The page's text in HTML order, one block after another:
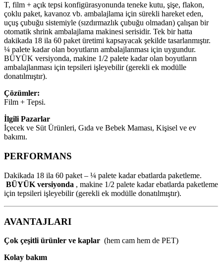
T, film + açık tepsi konfigürasyonunda teneke kutu, şişe, flakon,
çoklu paket, kavanoz vb. ambalajlama için sürekli hareket eden,
uçuş çubuğu sistemiyle (sızdırmazlık çubuğu olmadan) çalışan bir
otomatik shrink ambalajlama makinesi serisidir. Tek bir hatta
dakikada 18 ila 60 paket üretimi kapsayacak şekilde tasarlanmıştır.
¼ palete kadar olan boyutların ambalajlanması için uygundur.
BÜYÜK versiyonda, makine 1/2 palete kadar olan boyutların
ambalajlanması için tepsileri işleyebilir (gerekli ek modülle
donatılmıştır).
Çözümler:
Film + Tepsi.
İlgili Pazarlar
İçecek ve Süt Ürünleri, Gıda ve Bebek Maması, Kişisel ve ev
bakımı.
PERFORMANS
Dakikada 18 ila 60 paket – ¼ palete kadar ebatlarda paketleme.
BÜYÜK versiyonda , makine 1/2 palete kadar ebatlarda paketleme
için tepsileri işleyebilir (gerekli ek modülle donatılmıştır).
AVANTAJLARI
Çok çeşitli ürünler ve kaplar (hem cam hem de PET)
Kolay bakım